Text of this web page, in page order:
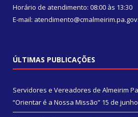
Horário de atendimento: 08:00 às 13:30
E-mail:
ÚLTIMAS PUBLICAÇÕES
Servidores e Vereadores de Almeirim
“Orientar é a Nossa Missão” 15 de